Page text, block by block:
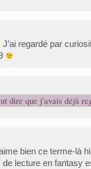
J’ai regardé par
dire que j'avais déjà
bien ce terme-là
lecture en fantasy